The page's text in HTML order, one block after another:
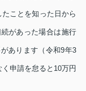
ことを知った日から
があった場合は施行
あります（令和9年3
申請を怠ると10万円